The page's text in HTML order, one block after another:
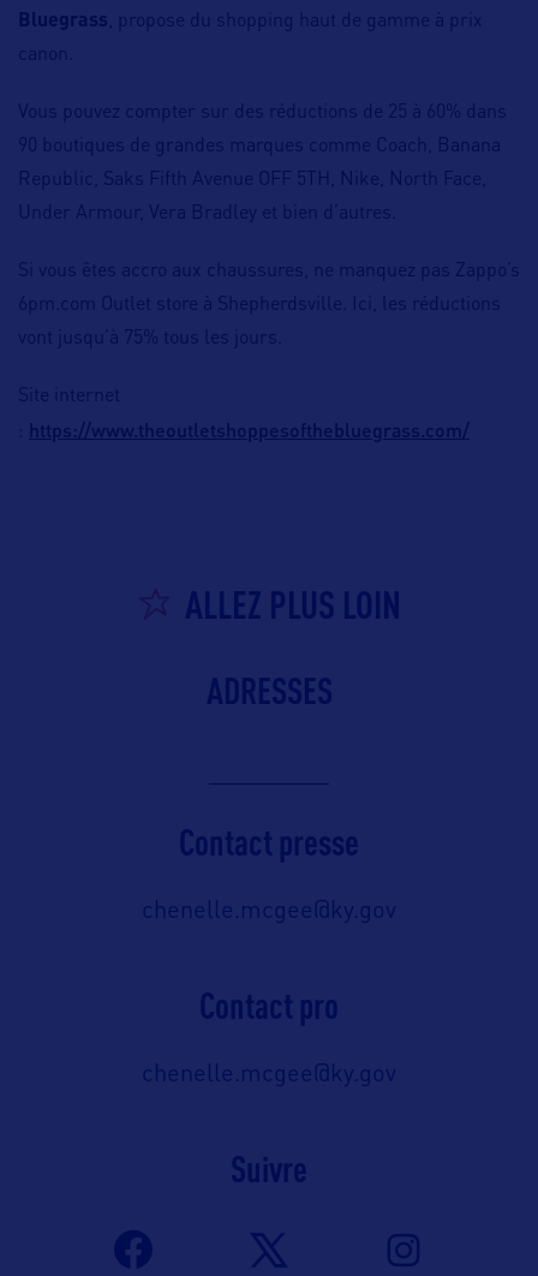
Bluegrass , propose du shopping haut de gamme à prix
canon.
Vous pouvez compter sur des réductions de 25 à 60% dans
90 boutiques de grandes marques comme Coach, Banana
Republic, Saks Fifth Avenue OFF 5TH, Nike, North Face,
Under Armour, Vera Bradley et bien d’autres.
Si vous êtes accro aux chaussures, ne manquez pas Zappo’s
6pm.com Outlet store à Shepherdsville. Ici, les réductions
vont jusqu’à 75% tous les jours.
Site internet
: https://www.theoutletshoppesofthebluegrass.com/
ALLEZ PLUS LOIN
ADRESSES
Contact presse
chenelle.mcgee@ky.gov
Contact pro
chenelle.mcgee@ky.gov
Suivre